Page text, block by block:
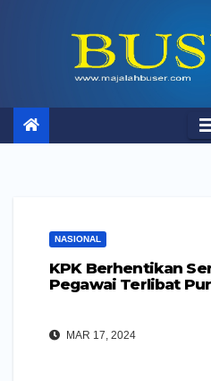
NASIONAL
KPK Berhentikan
Pegawai Terlibat
MAR 17, 2024